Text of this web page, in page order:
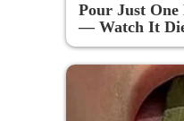
Pour Just One
— Watch It